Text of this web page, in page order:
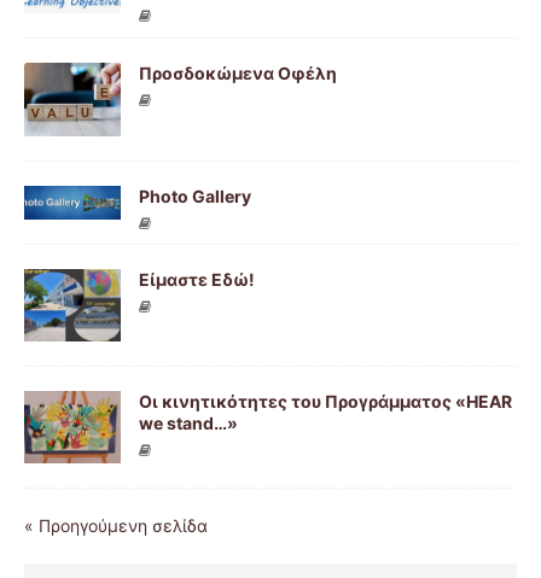
Προσδοκώμενα Οφέλη
Photo Gallery
Είμαστε Εδώ!
Οι κινητικότητες του Προγράμματος «HEAR
we stand…»
« Προηγούμενη σελίδα